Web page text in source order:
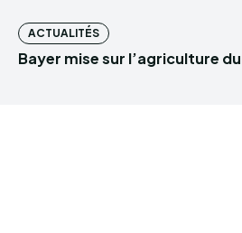
ACTUALITÉS
Bayer mise sur l’agriculture